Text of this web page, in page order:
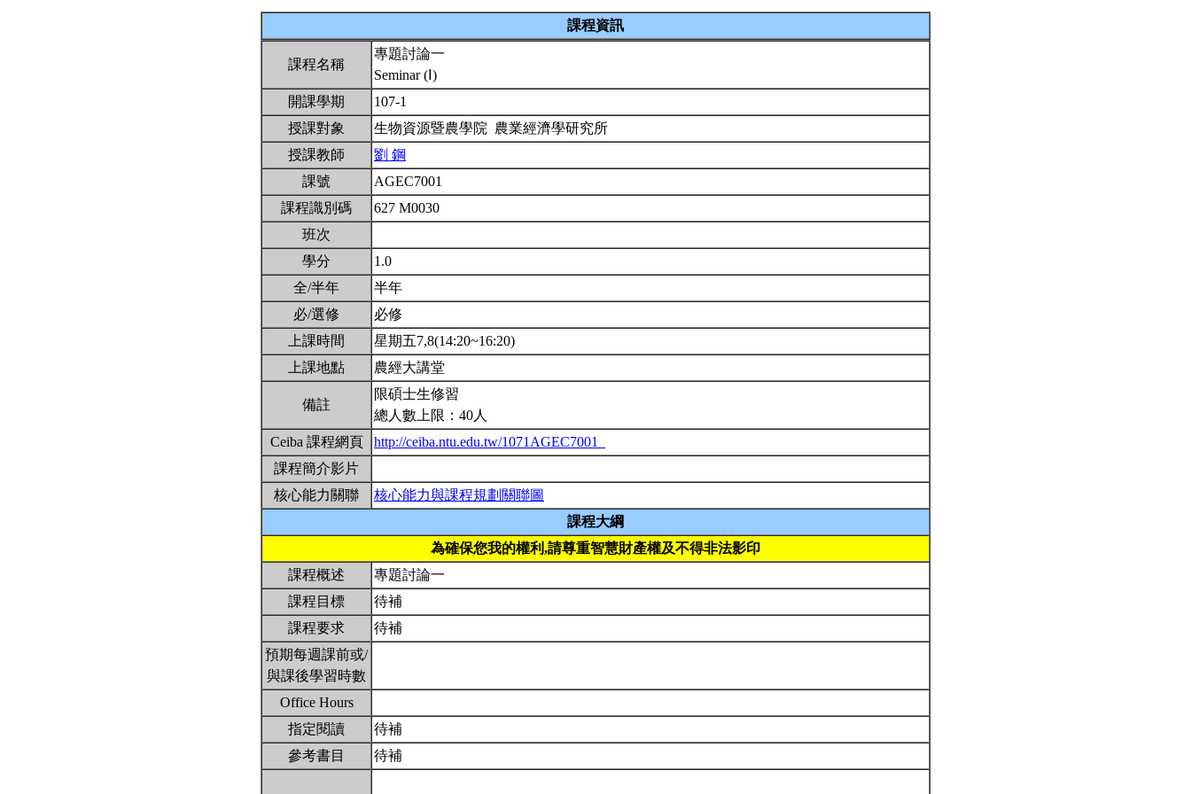
課程資訊
課程名稱
專題討論一
Seminar (Ⅰ)
開課學期
107-1
授課對象
生物資源暨農學院 農業經濟學研究所
授課教師
劉 鋼
課號
AGEC7001
課程識別碼
627 M0030
班次
學分
1.0
全/半年
半年
必/選修
必修
上課時間
星期五7,8(14:20~16:20)
上課地點
農經大講堂
備註
限碩士生修習
總人數上限：40人
Ceiba 課程網頁
http://ceiba.ntu.edu.tw/1071AGEC7001_
課程簡介影片
核心能力關聯
核心能力與課程規劃關聯圖
課程大綱
為確保您我的權利,請尊重智慧財產權及不得非法影印
課程概述
專題討論一
課程目標
待補
課程要求
待補
預期每週課前或/
與課後學習時數
Office Hours
指定閱讀
待補
參考書目
待補